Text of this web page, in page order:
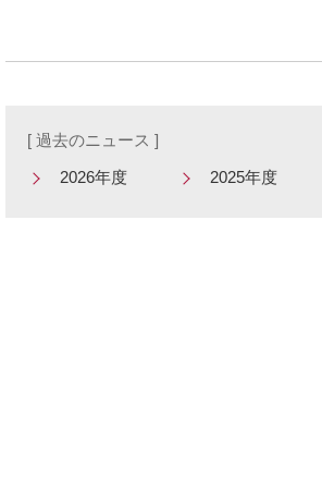
[ 過去のニュース ]
2026年度
2025年度